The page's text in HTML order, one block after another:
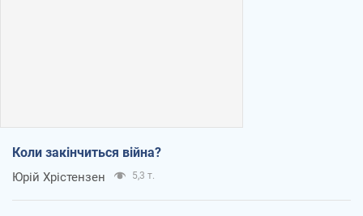
Коли закінчиться війна?
Юрій Хрістензен 5,3 т.